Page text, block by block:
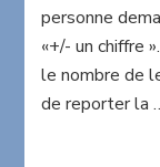
personne
«+/- un chiffre
le nombre de
de reporter la